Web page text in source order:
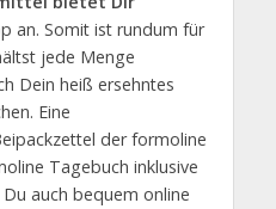
p an. Somit ist rundum für
jede Menge
Dein heiß ersehntes
Eine
der formoline
Tagebuch inklusive
auch bequem online